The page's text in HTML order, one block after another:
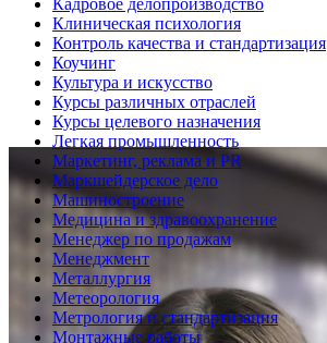
Кадровое делопроизводство
Клиническая психология
Контроль качества и стандартизация
Коучинг
Культура и искусство
Курсы различных отраслей
Курсы целевого назначения
Легкая промышленность
Маркетинг, реклама и PR
Маркшейдерское дело
Машиностроение
Медицина и здравоохранение
Менеджер по продажам
Менеджмент
Металлургия
Метеорология
Метрология и стандартизация
Монтажные работы